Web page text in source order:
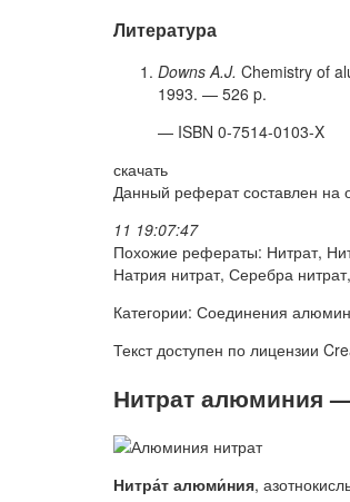
Литература
Downs A.J. Chemistry of
1993. — 526 p.
— ISBN 0-7514-0103-X
скачать
Данный реферат составлен на
11 19:07:47
Похожие рефераты: Нитрат,
Натрия нитрат, Серебра
Категории: Соединения
Текст доступен по лицензии
Нитрат алюминия
Нитра́т алюми́ния,